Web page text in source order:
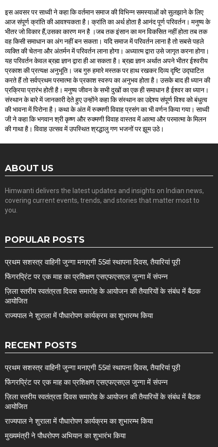
इस अवसर पर साध्वी ने कहा कि वर्तमान समाज की विभिन्न समस्याओं को सुलझाने के लिए
आज संपूर्ण क्रांति की आवश्यकता है। क्रांति का अर्थ होता है आनंद पूर्ण परिवर्तन। मनुष्य के
भीतर जो विकार हैं,उसका कारण मन है ।जब तक इंसान का मन विकसित नहीं होता तब तक
वह किसी समाधान का अंग नहीं बन सकता। यदि समाज में परिवर्तन लाना है तो सबसे पहले
व्यक्ति की चेतना और अंतर्मन में परिवर्तन लाना होगा। अध्यात्म द्वारा उसे जागृत करना होगा।
यह परिवर्तन केवल ब्रह्म ज्ञान द्वारा ही आ सकता है। ब्रह्म ज्ञान अर्थात अपने भीतर ईश्वरीय
प्रकाश की प्रत्यक्ष अनुभूति। जब गुरु हमारे मस्तक पर हाथ रखकर दिव्य दृष्टि उद्घाटित
करते हैं तो सर्वप्रथम परमात्मा के प्रकाश स्वरुप का अनुभव होता है। उसके बाद ही ध्यान की
प्रक्रिया प्रारंभ होती है। मनुष्य जीवन के सभी दुखों का एक ही समाधान है ईश्वर का ध्यान।
संस्थान के बारे में जानकारी देते हुए उन्होंने कहा कि संस्थान का उद्देश्य संपूर्ण विश्व को बंधुत्व
की भावना में पिरोना है। कथा के अंत में रुक्मणी विवाह प्रसंग का भी वर्णन किया गया। साध्वी
जी ने कहा कि भगवान श्री कृष्ण और रुक्मणी विवाह वास्तव में आत्मा और परमात्मा के मिलन
की गाथा है। विवाह उत्सव में उपस्थित श्रद्धालु गण भजनों पर झूम उठे।
ABOUT US
Himwanti delivers the latest updates and insights on Indian news,
covering current events, trends, and stories that matter most to
you.
POPULAR POSTS
प्रथम सशस्त्र वाहिनी जुन्गा मनाएगी 55वां स्थापना दिवस, तैयारियां पूरी
फिंगरप्रिंट पर एक माह का प्रशिक्षण एसएफएसएल जुन्गा में संपन्न
ज़िला स्तरीय स्वतंत्रता दिवस समारोह के आयोजन की तैयारियों के संबंध में बैठक
आयोजित
राज्यपाल ने शुराला में पौधारोपण कार्यक्रम का शुभारम्भ किया
RECENT POSTS
प्रथम सशस्त्र वाहिनी जुन्गा मनाएगी 55वां स्थापना दिवस, तैयारियां पूरी
फिंगरप्रिंट पर एक माह का प्रशिक्षण एसएफएसएल जुन्गा में संपन्न
ज़िला स्तरीय स्वतंत्रता दिवस समारोह के आयोजन की तैयारियों के संबंध में बैठक
आयोजित
राज्यपाल ने शुराला में पौधारोपण कार्यक्रम का शुभारम्भ किया
मुख्यमंत्री ने पौधरोपण अभियान का शुभारंभ किया